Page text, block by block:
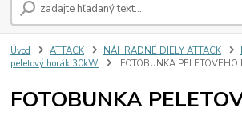
Úvod ATTACK NÁHRADNÉ DIELY ATTACK
peletový horák 30kW
FOTOBUNKA
FOTOBUNKA